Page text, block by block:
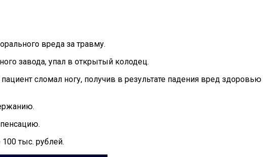
вреда за травму.
завода, упал в открытый колодец.
сломал ногу, получив в результате падения вред здоровью
тыс. рублей.